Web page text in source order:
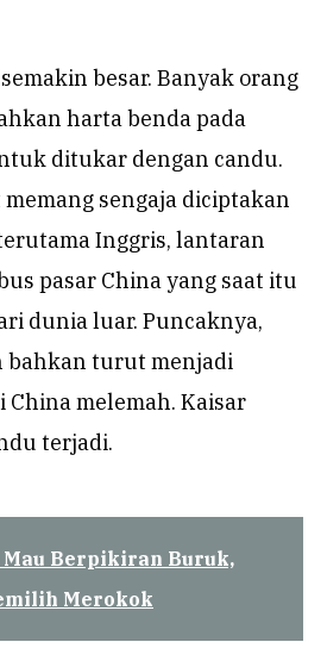
besar. Banyak orang
harta benda pada
ditukar dengan candu.
sengaja diciptakan
Inggris, lantaran
pasar China yang saat itu
dunia luar. Puncaknya,
bahkan turut menjadi
China melemah. Kaisar
terjadi.
Mau Berpikiran Buruk,
Merokok